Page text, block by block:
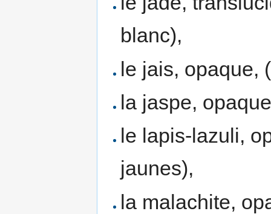
blanc),
le jais, opaque,
la jaspe,
le lapis-lazuli,
jaunes),
la malachite,